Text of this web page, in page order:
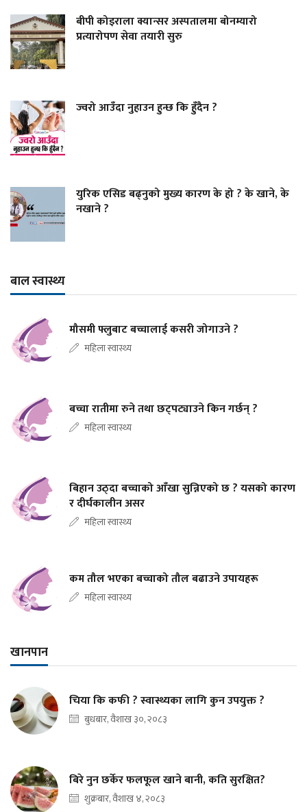
बीपी कोइराला क्यान्सर अस्पतालमा बोनम्यारो
प्रत्यारोपण सेवा तयारी सुरु
ज्वरो आउँदा नुहाउन हुन्छ कि हुँदैन ?
युरिक एसिड बढ्नुको मुख्य कारण के हो ? के खाने, के
नखाने ?
बाल स्वास्थ्य
मौसमी फ्लुबाट बच्चालाई कसरी जोगाउने ?
महिला स्वास्थ्य
बच्चा रातीमा रुने तथा छट्पट्याउने किन गर्छन् ?
महिला स्वास्थ्य
बिहान उठ्दा बच्चाको आँखा सुन्निएको छ ? यसको कारण
र दीर्घकालीन असर
महिला स्वास्थ्य
कम तौल भएका बच्चाको तौल बढाउने उपायहरू
महिला स्वास्थ्य
खानपान
चिया कि कफी ? स्वास्थ्यका लागि कुन उपयुक्त ?
बुधबार, वैशाख ३०, २०८३
बिरे नुन छर्केर फलफूल खाने बानी, कति सुरक्षित?
शुक्रबार, वैशाख ४, २०८३